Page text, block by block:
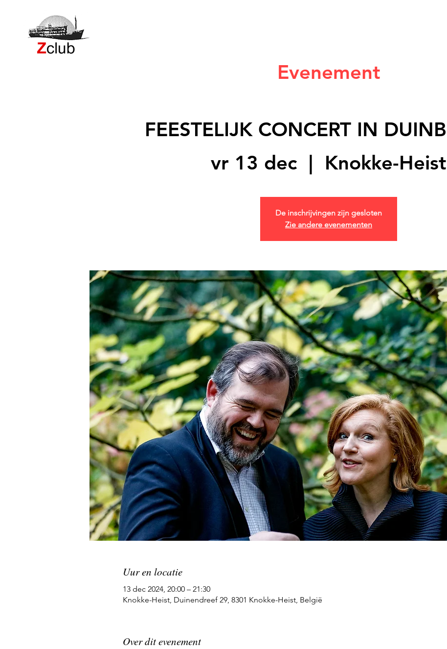
Evenement
FEESTELIJK CONCERT IN
vr 13 dec
  |
Knokke-Heist
De inschrijvingen zijn gesloten
Zie andere evenementen
Uur en locatie
13 dec 2024, 20:00 – 21:30
Knokke-Heist, Duinendreef 29, 8301 Knokke-Heist, België
Over dit evenement